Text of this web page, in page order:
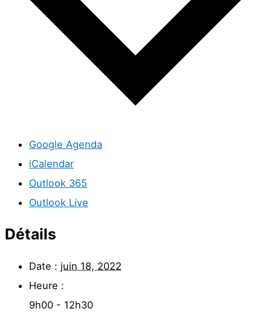
Google Agenda
iCalendar
Outlook 365
Outlook Live
Détails
Date : juin 18, 2022
Heure :
9h00 - 12h30